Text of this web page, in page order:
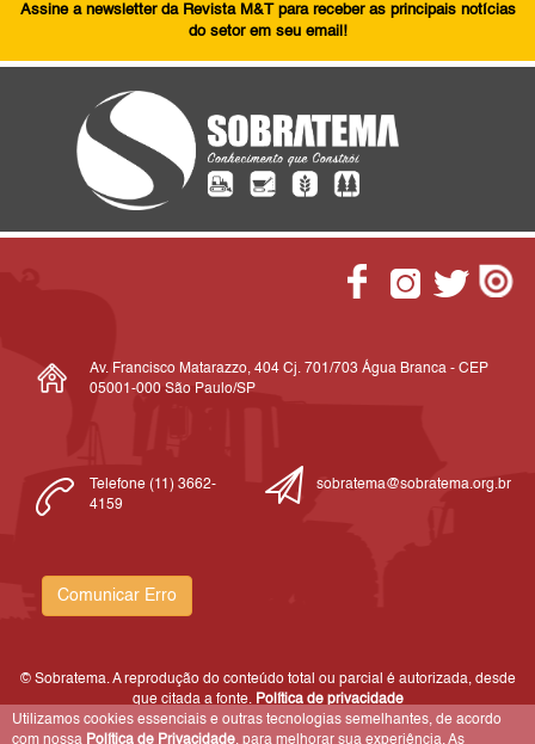
Assine a newsletter da Revista M&T para receber as principais notícias
do setor em seu email!
Av. Francisco Matarazzo, 404 Cj. 701/703 Água Branca - CEP
05001-000 São Paulo/SP
Telefone (11) 3662-
4159
sobratema@sobratema.org.br
Comunicar Erro
© Sobratema. A reprodução do conteúdo total ou parcial é autorizada, desde
que citada a fonte. Política de privacidade
Utilizamos cookies essenciais e outras tecnologias semelhantes, de acordo
com nossa Política de Privacidade, para melhorar sua experiência. As